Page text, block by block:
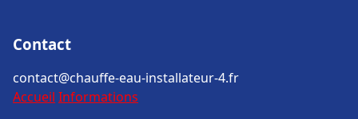
Contact
contact@chauffe-eau-installateur-4.fr
Accueil Informations